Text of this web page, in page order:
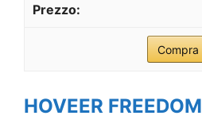
Compra
HOVEER FREEDOM